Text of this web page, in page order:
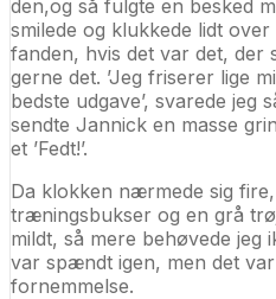
den,og så fulgte en besked
smilede og klukkede lidt
fanden, hvis det var det, der
gerne det. ’Jeg friserer lige
bedste udgave’, svarede jeg
sendte Jannick en masse
et ’Fedt!’.
Da klokken nærmede sig
træningsbukser og en grå
mildt, så mere behøvede
var spændt igen, men det
fornemmelse.